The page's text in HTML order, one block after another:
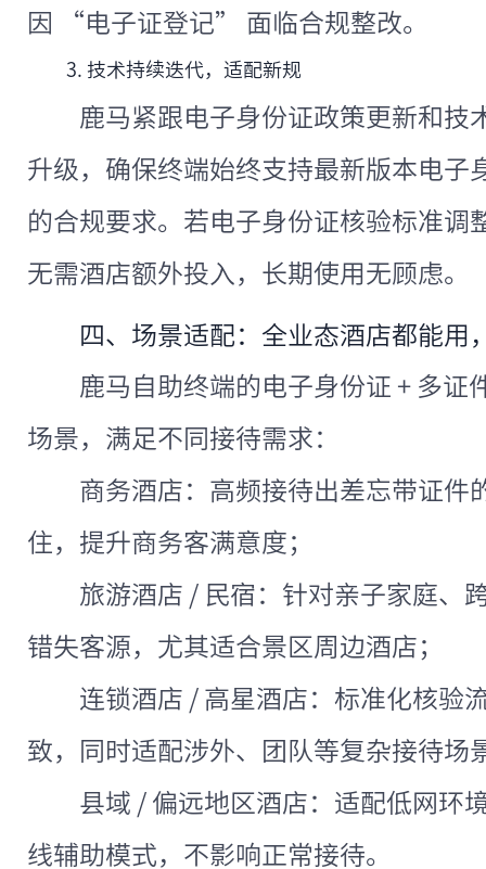
因 “电子证登记” 面临合规整改。
3. 技术持续迭代，适配新规
鹿马紧跟电子身份证政策更新和技
升级，确保终端始终支持最新版本电子
的合规要求。若电子身份证核验标准调
无需酒店额外投入，长期使用无顾虑。
四、场景适配：全业态酒店都能用
鹿马自助终端的电子身份证 + 多证
场景，满足不同接待需求：
商务酒店：高频接待出差忘带证件
住，提升商务客满意度；
旅游酒店 / 民宿：针对亲子家庭、
错失客源，尤其适合景区周边酒店；
连锁酒店 / 高星酒店：标准化核验
致，同时适配涉外、团队等复杂接待场
县域 / 偏远地区酒店：适配低网环
线辅助模式，不影响正常接待。